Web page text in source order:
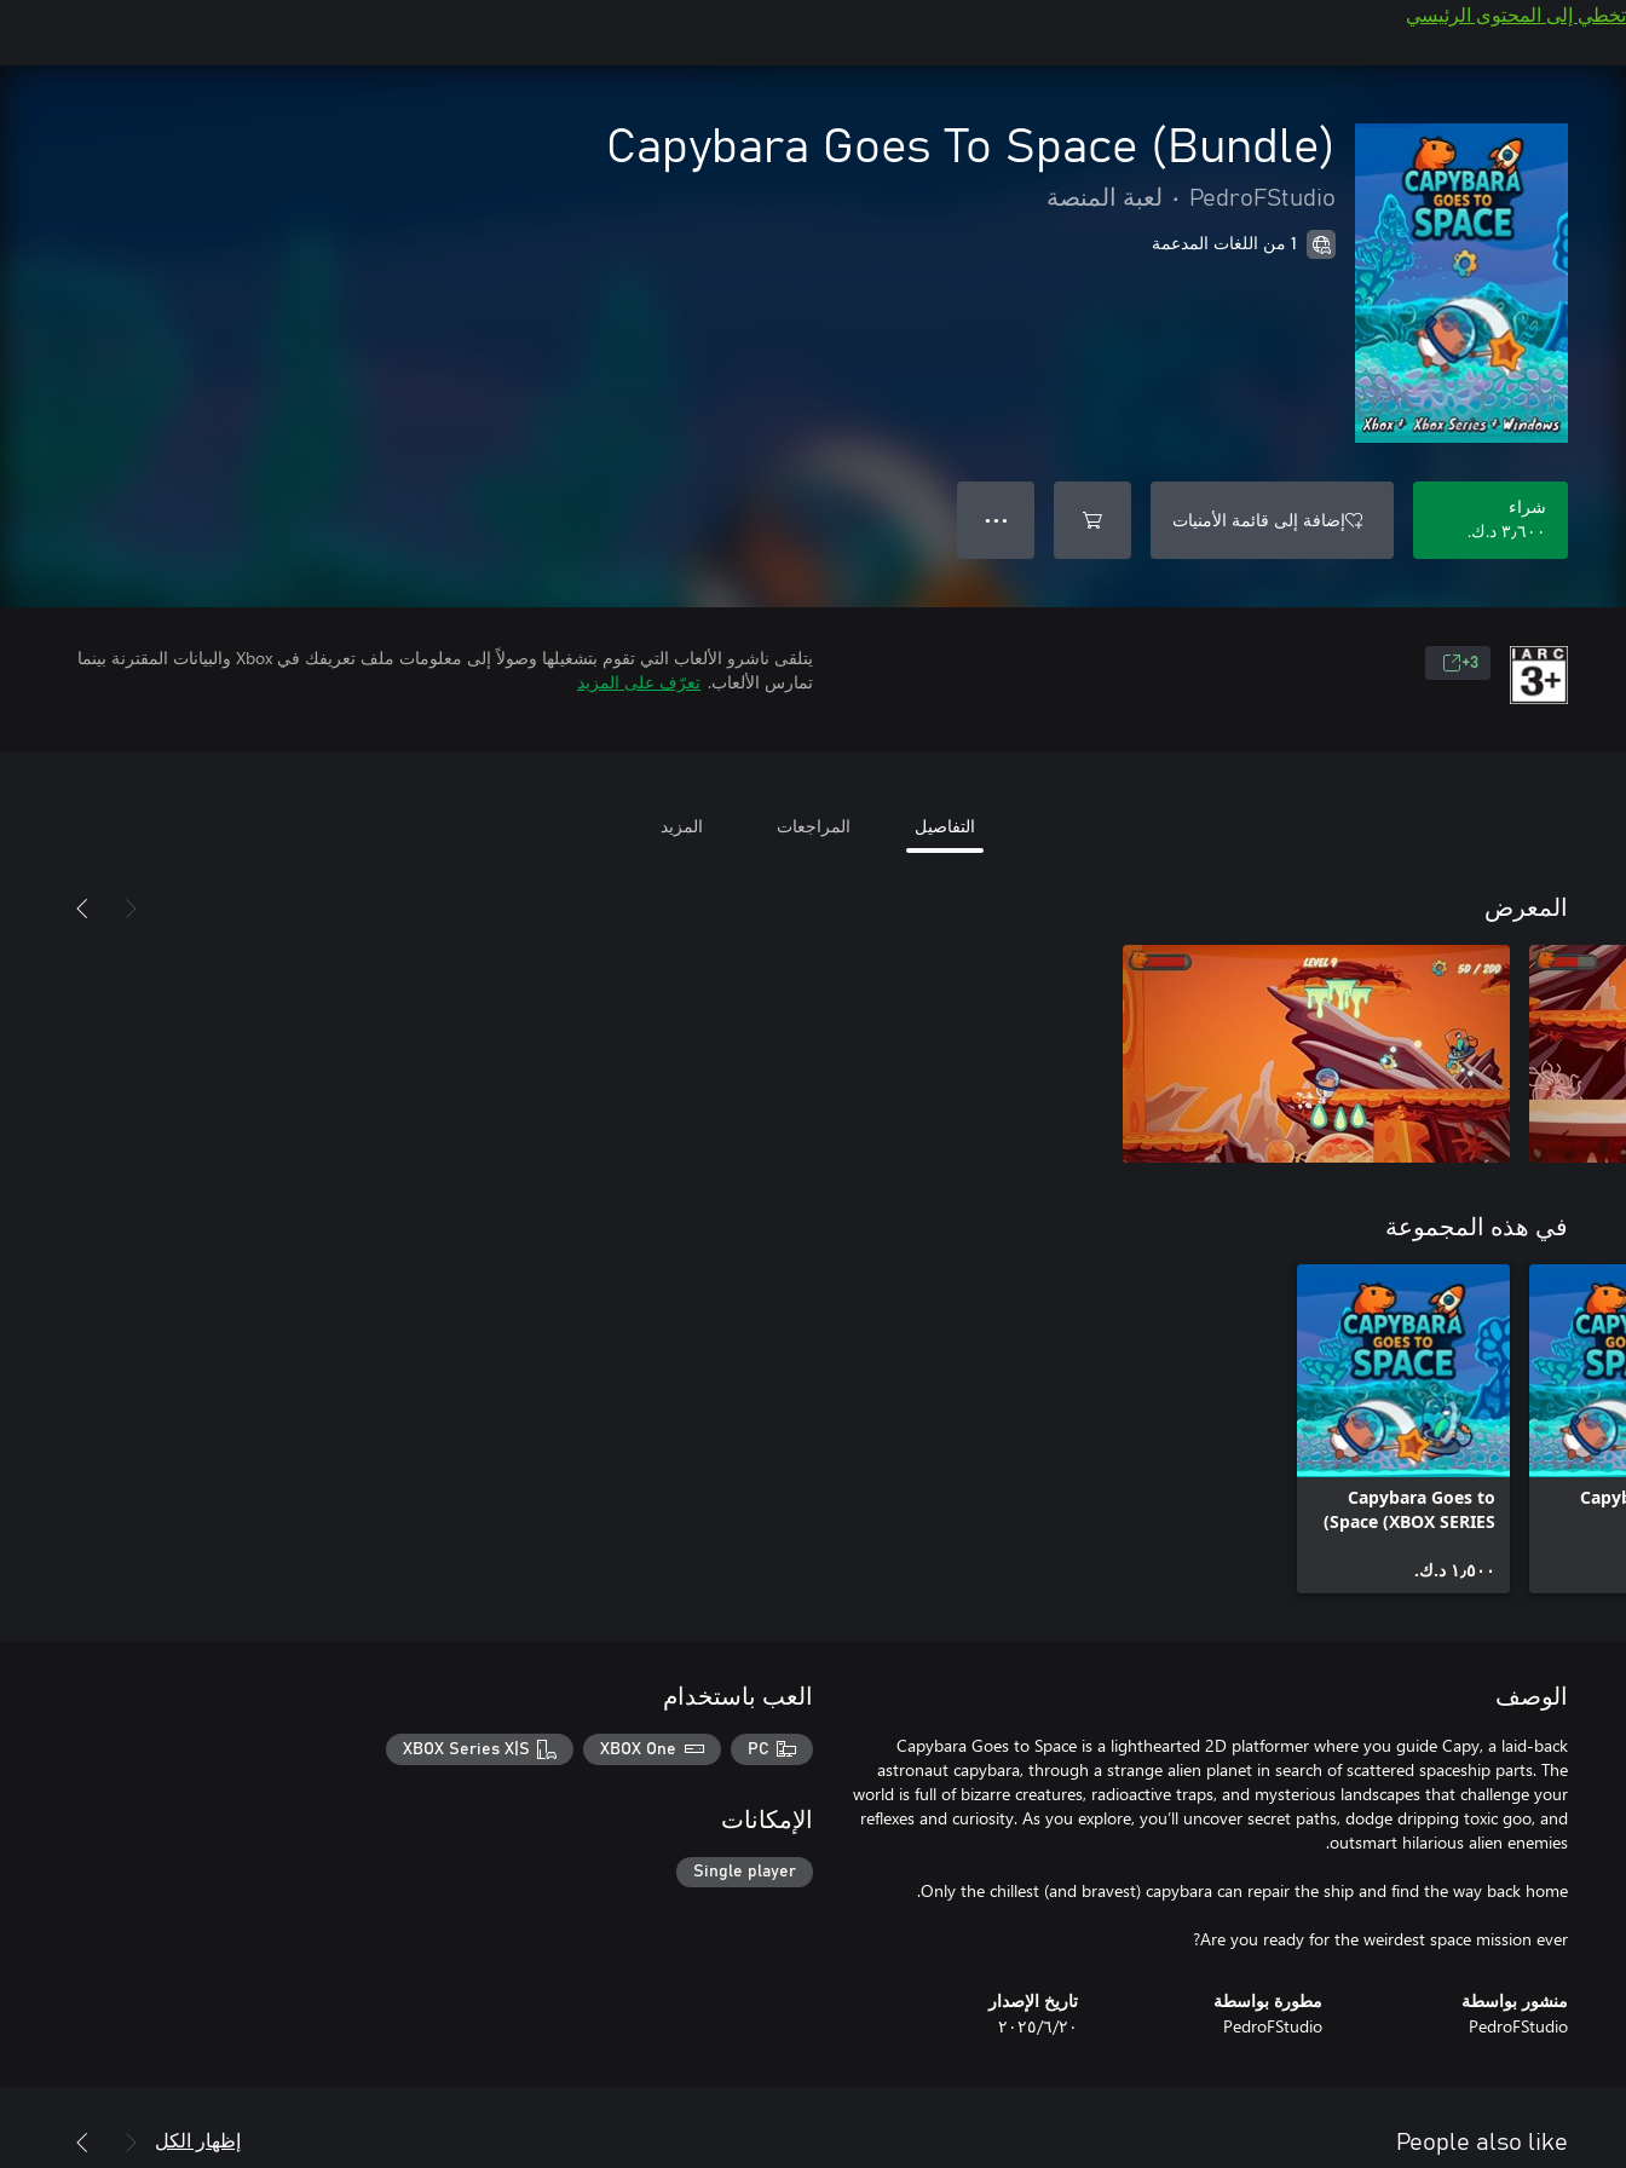
تخطي إلى المحتوى الرئيسي
Capybara Goes To Space (Bundle)
PedroFStudio
• لعبة المنصة
1 من اللغات المدعمة
شراء
٣٫٦٠٠ د.ك.‏
إضافة إلى قائمة الأمنيات ● ● ●
3+
يتلقى ناشرو الألعاب التي تقوم بتشغيلها وصولاً إلى معلومات ملف تعريفك في Xbox والبيانات المقترنة بينما
تمارس الألعاب. تعرّف على المزيد
التفاصيل المراجعات المزيد
المعرض
في هذه المجموعة
Capybara Goes to
Space (XBOX SERIES)
١٫٥٠٠ د.ك.‏
الوصف
Capybara Goes to Space is a lighthearted 2D platformer where you guide Capy, a laid-back
astronaut capybara, through a strange alien planet in search of scattered spaceship parts. The
world is full of bizarre creatures, radioactive traps, and mysterious landscapes that challenge your
reflexes and curiosity. As you explore, you’ll uncover secret paths, dodge dripping toxic goo, and
Are you ready for the weirdest space mission ever?
منشور بواسطة
PedroFStudio
مطورة بواسطة
PedroFStudio
تاريخ الإصدار
٢٠‏/٦‏/٢٠٢٥
العب باستخدام
PC
XBOX One
XBOX Series X|S
الإمكانات
Single player
People also like إظهار الكل